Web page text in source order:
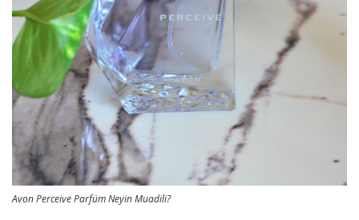
Avon Perceive Parfüm Neyin Muadili?